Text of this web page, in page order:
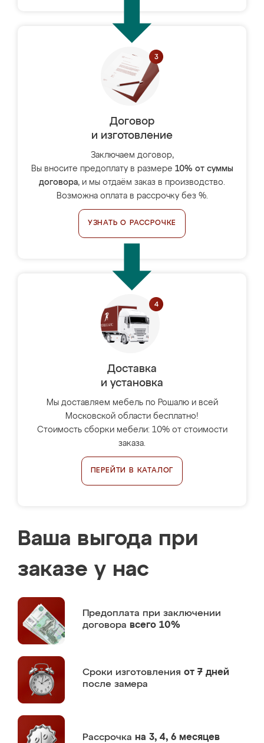
Договор
и изготовление
Заключаем договор,
Вы вносите предоплату в размере 10% от суммы
договора, и мы отдаём заказ в производство.
Возможна оплата в рассрочку без %.
УЗНАТЬ О РАССРОЧКЕ
Доставка
и установка
Мы доставляем мебель по Рошалю и всей
Московской области бесплатно!
Стоимость сборки мебели: 10% от стоимости
заказа.
ПЕРЕЙТИ В КАТАЛОГ
Ваша выгода при
заказе у нас
Предоплата при заключении
договора всего 10%
Сроки изготовления от 7 дней
после замера
Рассрочка на 3, 4, 6 месяцев